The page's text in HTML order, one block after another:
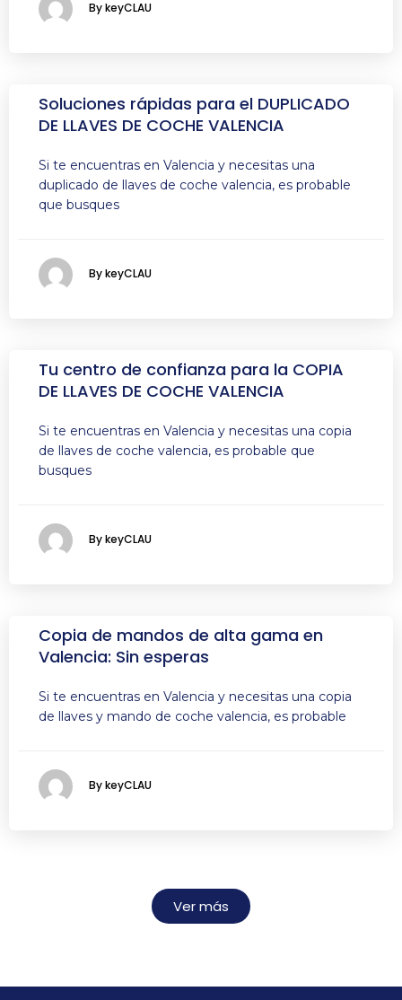
By keyCLAU
Soluciones rápidas para el DUPLICADO
DE LLAVES DE COCHE VALENCIA
Si te encuentras en Valencia y necesitas una
duplicado de llaves de coche valencia, es probable
que busques
By keyCLAU
Tu centro de confianza para la COPIA
DE LLAVES DE COCHE VALENCIA
Si te encuentras en Valencia y necesitas una copia
de llaves de coche valencia, es probable que
busques
By keyCLAU
Copia de mandos de alta gama en
Valencia: Sin esperas
Si te encuentras en Valencia y necesitas una copia
de llaves y mando de coche valencia, es probable
By keyCLAU
Ver más